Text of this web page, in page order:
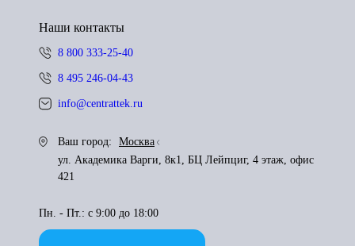
Наши контакты
8 800 333-25-40
8 495 246-04-43
info@centrattek.ru
Ваш город:
Москва
ул. Академика Варги, 8к1, БЦ Лейпциг, 4 этаж, офис
421
Пн. - Пт.: с 9:00 до 18:00